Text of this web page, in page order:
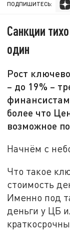
ПОДПИШИТЕСЬ:
Санкции
один
Рост
– до 19% –
более что
возможное
Начнём с
Что такое
стоимость
Именно под
деньги у ЦБ